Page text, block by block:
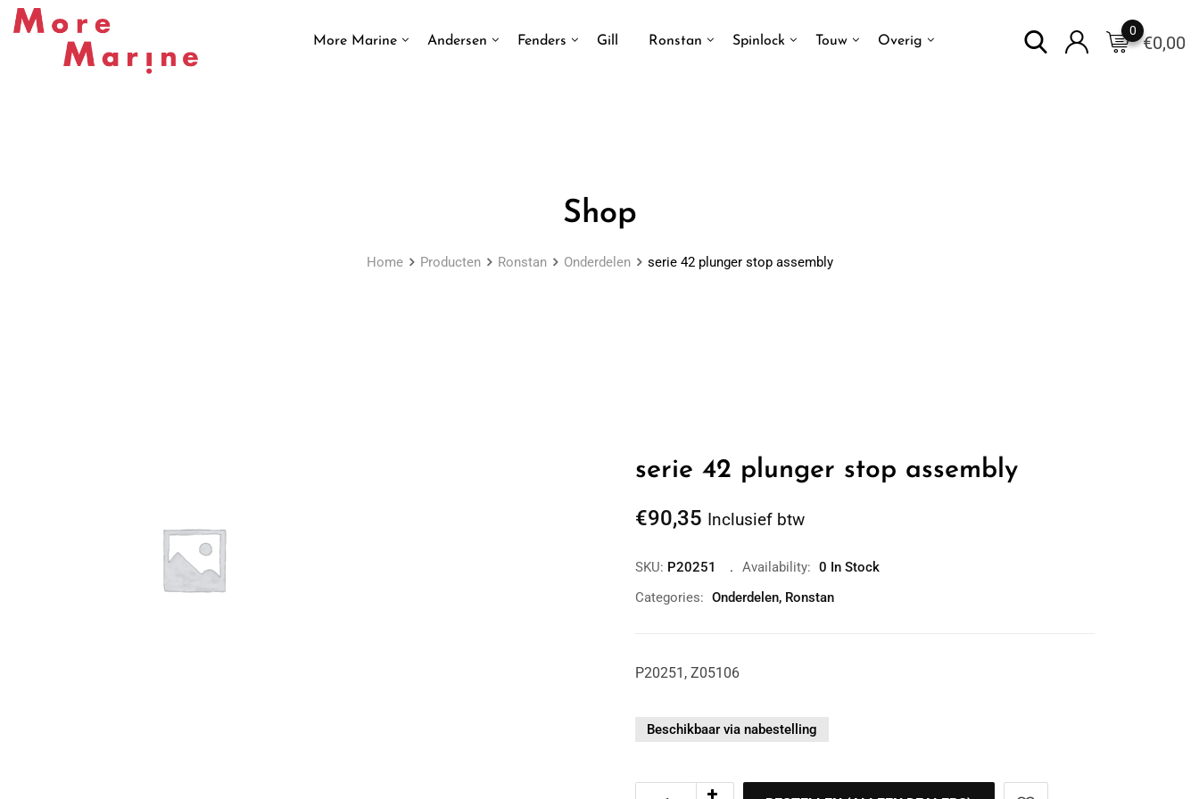
Skip
More Marine Andersen Fenders Gill Ronstan Spinlock Touw Overig €0,00
0
Shop
Home Producten Ronstan Onderdelen serie 42 plunger stop assembly
serie 42 plunger stop assembly
€90,35 Inclusief btw
SKU: P20251 Availability: 0 In Stock
Categories: Onderdelen, Ronstan
P20251, Z05106
Beschikbaar via nabestelling